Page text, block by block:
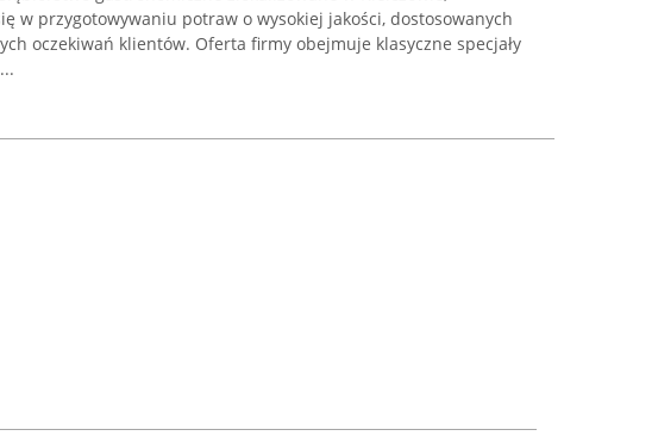
w przygotowywaniu potraw o wysokiej jakości, dostosowanych
oczekiwań klientów. Oferta firmy obejmuje klasyczne specjały